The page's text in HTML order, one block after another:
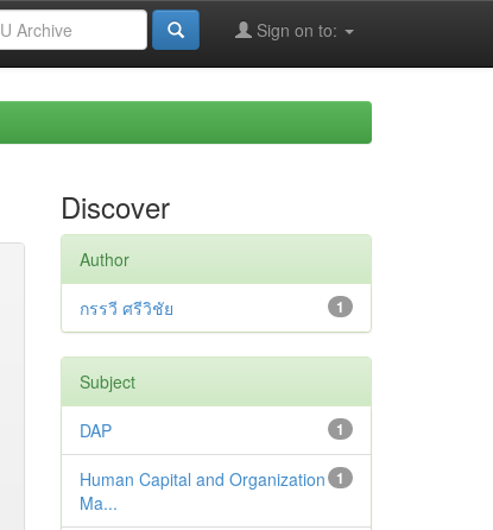
Sign on to:
Discover
Author
1
กรรวี ศรีวิชัย
Subject
1
DAP
1
Human Capital and Organization
Ma...